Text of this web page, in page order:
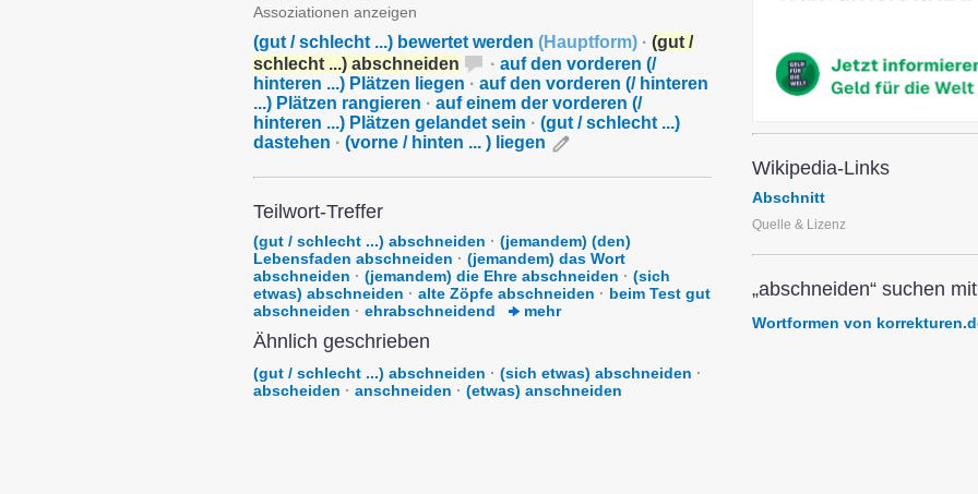
Assoziationen anzeigen
(gut / schlecht ...) bewertet werden (Hauptform) · (gut /
schlecht ...) abschneiden
· auf den vorderen (/
hinteren ...) Plätzen liegen · auf den vorderen (/ hinteren
...) Plätzen rangieren · auf einem der vorderen (/
hinteren ...) Plätzen gelandet sein · (gut / schlecht ...)
dastehen · (vorne / hinten ... ) liegen
Teilwort-Treffer
(gut / schlecht ...) abschneiden · (jemandem) (den)
Lebensfaden abschneiden · (jemandem) das Wort
abschneiden · (jemandem) die Ehre abschneiden · (sich
etwas) abschneiden · alte Zöpfe abschneiden · beim Test gut
abschneiden · ehrabschneidend mehr
Ähnlich geschrieben
(gut / schlecht ...) abschneiden · (sich etwas) abschneiden ·
abscheiden · anschneiden · (etwas) anschneiden
Wikipedia-Links
Abschnitt
Quelle & Lizenz
„abschneiden“ suchen
Wortformen von